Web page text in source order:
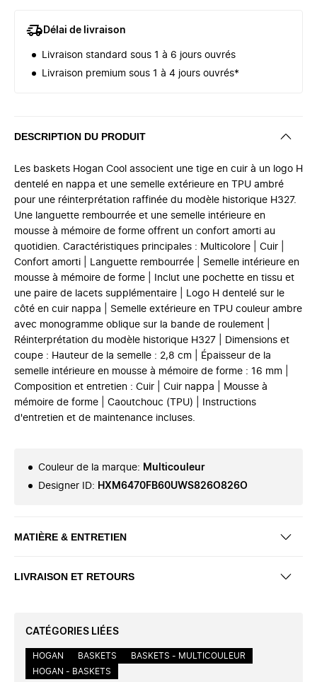
Délai de livraison
Livraison standard sous 1 à 6 jours ouvrés
Livraison premium sous 1 à 4 jours ouvrés*
DESCRIPTION DU PRODUIT
Les baskets Hogan Cool associent une tige en cuir à un logo H
dentelé en nappa et une semelle extérieure en TPU ambré
pour une réinterprétation raffinée du modèle historique H327.
Une languette rembourrée et une semelle intérieure en
mousse à mémoire de forme offrent un confort amorti au
quotidien. Caractéristiques principales : Multicolore | Cuir |
Confort amorti | Languette rembourrée | Semelle intérieure en
mousse à mémoire de forme | Inclut une pochette en tissu et
une paire de lacets supplémentaire | Logo H dentelé sur le
côté en cuir nappa | Semelle extérieure en TPU couleur ambre
avec monogramme oblique sur la bande de roulement |
Réinterprétation du modèle historique H327 | Dimensions et
coupe : Hauteur de la semelle : 2,8 cm | Épaisseur de la
semelle intérieure en mousse à mémoire de forme : 16 mm |
Composition et entretien : Cuir | Cuir nappa | Mousse à
mémoire de forme | Caoutchouc (TPU) | Instructions
d'entretien et de maintenance incluses.
Couleur de la marque: Multicouleur
Designer ID: HXM6470FB60UWS826O826O
MATIÈRE & ENTRETIEN
LIVRAISON ET RETOURS
CATÉGORIES LIÉES
HOGAN BASKETS
BASKETS - MULTICOULEUR
HOGAN - BASKETS